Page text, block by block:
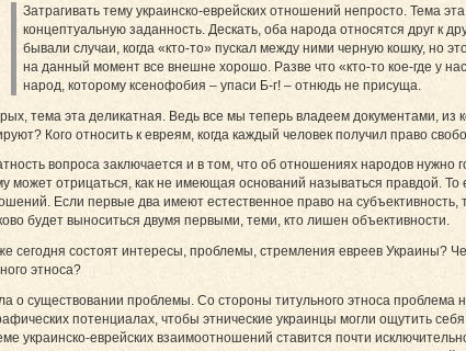
Затрагивать тему украинско-еврей­ских отношений непросто. Тема
концептуальную заданность. Дескать, оба народа относятся друг к
бывали случаи, когда «кто-то» пускал между ними черную кошку, но
на данный момент все внешне хорошо. Разве что «кто-то кое-где у
народ, которому ксенофобия – упаси Б-г! – отнюдь не присуща.
тема эта деликатная. Ведь все мы теперь владеем документами,
Кого относить к евреям, когда каждый человек получил право
вопроса заключается и в том, что об отношениях народов нужно
может отрицаться, как не имеющая оснований называться правдой. То
Если первые два имеют естественное право на
будет выноситься двумя первыми, теми, кто лишен объективности.
сегодня состоят интересы, проблемы, стремления евреев Украины?
этноса?
о существовании проблемы. Со стороны титульного этноса проблема
потенциалах, чтобы этнические украинцы могли ощутить
украинско-еврейских взаимоотношений ставится почти